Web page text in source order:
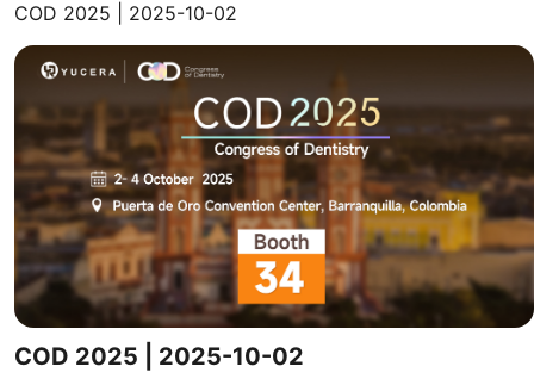
COD 2025 | 2025-10-02
COD 2025 | 2025-10-02